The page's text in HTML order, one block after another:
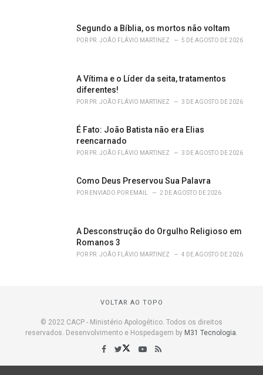
Segundo a Bíblia, os mortos não voltam
POR PR. JOÃO FLÁVIO MARTINEZ 5 DE AGOSTO DE 2026
A Vítima e o Líder da seita, tratamentos
diferentes!
POR PR. JOÃO FLÁVIO MARTINEZ 3 DE AGOSTO DE 2026
É Fato: João Batista não era Elias
reencarnado
POR PR. JOÃO FLÁVIO MARTINEZ 3 DE AGOSTO DE 2026
Como Deus Preservou Sua Palavra
POR ENVIADO POR EMAIL 2 DE AGOSTO DE 2026
A Desconstrução do Orgulho Religioso em
Romanos 3
POR PR. JOÃO FLÁVIO MARTINEZ 4 DE AGOSTO DE 2026
VOLTAR AO TOPO
© 2022 CACP - Ministério Apologético. Todos os direitos
reservados. Desenvolvimento e Hospedagem by M31 Tecnologia.